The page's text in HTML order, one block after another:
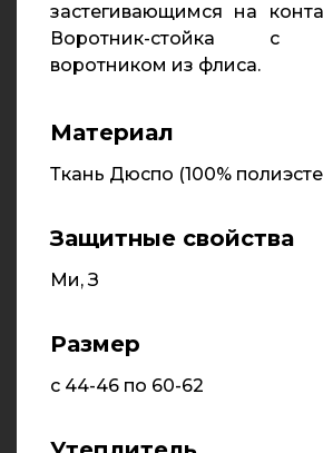
застегивающимся на
Воротник-стойка с
воротником из флиса.
Материал
Ткань Дюспо (100%
Защитные свойства
Ми, З
Размер
с 44-46 по 60-62